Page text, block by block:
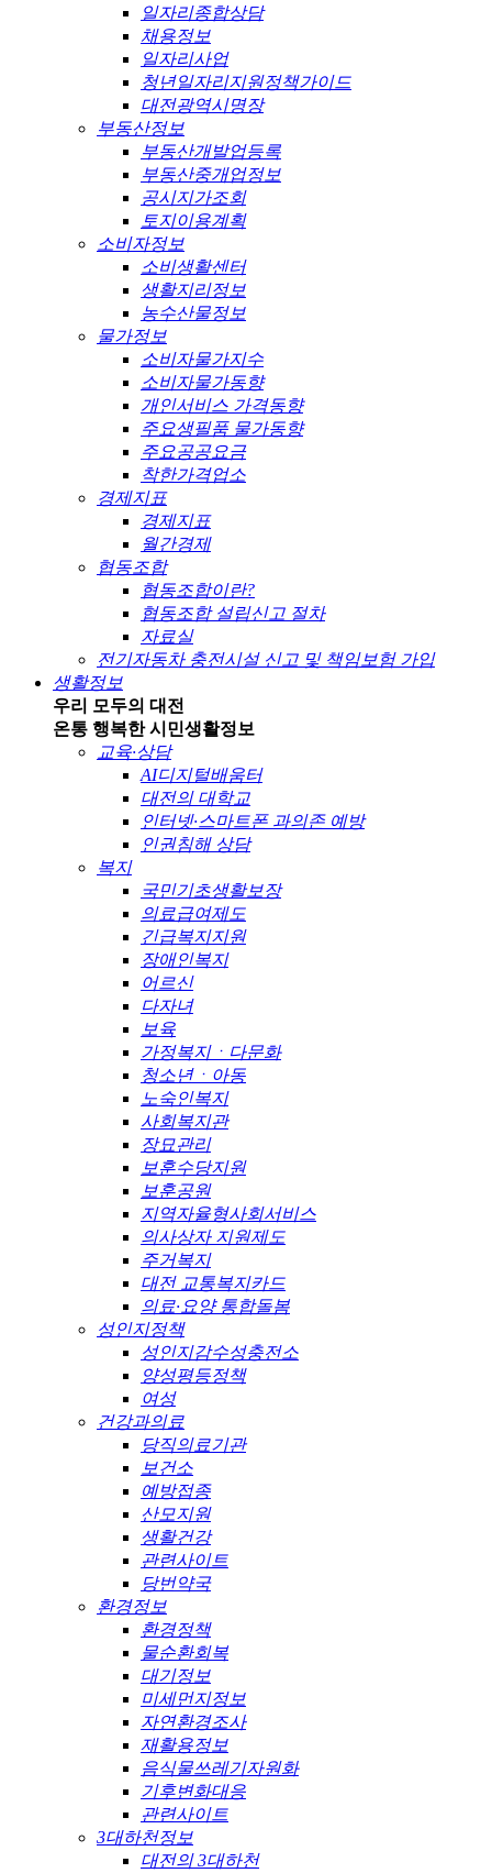
일자리종합상담
채용정보
일자리사업
청년일자리지원정책가이드
대전광역시명장
부동산정보
부동산개발업등록
부동산중개업정보
공시지가조회
토지이용계획
소비자정보
소비생활센터
생활지리정보
농수산물정보
물가정보
소비자물가지수
소비자물가동향
개인서비스 가격동향
주요생필품 물가동향
주요공공요금
착한가격업소
경제지표
경제지표
월간경제
협동조합
협동조합이란?
협동조합 설립신고 절차
자료실
전기자동차 충전시설 신고 및 책임보험 가입
생활정보
우리 모두의 대전
온통 행복한 시민생활정보
교육·상담
AI디지털배움터
대전의 대학교
인터넷·스마트폰 과의존 예방
인권침해 상담
복지
국민기초생활보장
의료급여제도
긴급복지지원
장애인복지
어르신
다자녀
보육
가정복지ㆍ다문화
청소년ㆍ아동
노숙인복지
사회복지관
장묘관리
보훈수당지원
보훈공원
지역자율형사회서비스
의사상자 지원제도
주거복지
대전 교통복지카드
의료·요양 통합돌봄
성인지정책
성인지감수성충전소
양성평등정책
여성
건강과의료
당직의료기관
보건소
예방접종
산모지원
생활건강
관련사이트
당번약국
환경정보
환경정책
물순환회복
대기정보
미세먼지정보
자연환경조사
재활용정보
음식물쓰레기자원화
기후변화대응
관련사이트
3대하천정보
대전의 3대하천